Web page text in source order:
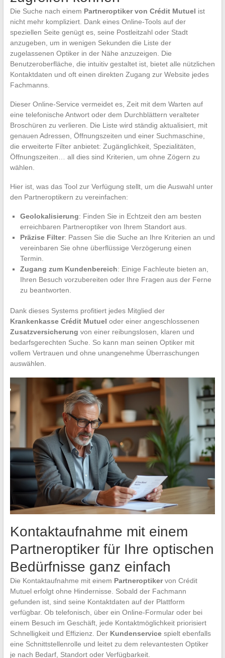
Die Suche nach einem Partneroptiker von Crédit Mutuel ist
nicht mehr kompliziert. Dank eines Online-Tools auf der
speziellen Seite genügt es, seine Postleitzahl oder Stadt
anzugeben, um in wenigen Sekunden die Liste der
zugelassenen Optiker in der Nähe anzuzeigen. Die
Benutzeroberfläche, die intuitiv gestaltet ist, bietet alle nützlichen
Kontaktdaten und oft einen direkten Zugang zur Website jedes
Fachmanns.
Dieser Online-Service vermeidet es, Zeit mit dem Warten auf
eine telefonische Antwort oder dem Durchblättern veralteter
Broschüren zu verlieren. Die Liste wird ständig aktualisiert, mit
genauen Adressen, Öffnungszeiten und einer Suchmaschine,
die erweiterte Filter anbietet: Zugänglichkeit, Spezialitäten,
Öffnungszeiten… all dies sind Kriterien, um ohne Zögern zu
wählen.
Hier ist, was das Tool zur Verfügung stellt, um die Auswahl unter
den Partneroptikern zu vereinfachen:
Geolokalisierung: Finden Sie in Echtzeit den am besten
erreichbaren Partneroptiker von Ihrem Standort aus.
Präzise Filter: Passen Sie die Suche an Ihre Kriterien an und
vereinbaren Sie ohne überflüssige Verzögerung einen
Termin.
Zugang zum Kundenbereich: Einige Fachleute bieten an,
Ihren Besuch vorzubereiten oder Ihre Fragen aus der Ferne
zu beantworten.
Dank dieses Systems profitiert jedes Mitglied der
Krankenkasse Crédit Mutuel oder einer angeschlossenen
Zusatzversicherung von einer reibungslosen, klaren und
bedarfsgerechten Suche. So kann man seinen Optiker mit
vollem Vertrauen und ohne unangenehme Überraschungen
auswählen.
Kontaktaufnahme mit einem
Partneroptiker für Ihre optischen
Bedürfnisse ganz einfach
Die Kontaktaufnahme mit einem Partneroptikervon Crédit
Mutuel erfolgt ohne Hindernisse. Sobald der Fachmann
gefunden ist, sind seine Kontaktdaten auf der Plattform
verfügbar. Ob telefonisch, über ein Online-Formular oder bei
einem Besuch im Geschäft, jede Kontaktmöglichkeit priorisiert
Schnelligkeit und Effizienz. Der Kundenservicespielt ebenfalls
eine Schnittstellenrolle und leitet zu dem relevantesten Optiker
je nach Bedarf, Standort oder Verfügbarkeit.